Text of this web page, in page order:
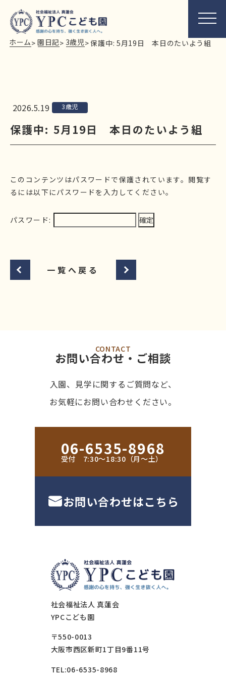
ホーム> 園日記> 3歳児> 保護中: 5月19日 本日のたいよう組
2026.5.19 3歳児
保護中: 5月19日 本日のたいよう組
このコンテンツはパスワードで保護されています。閲覧す
るには以下にパスワードを入力してください。
パスワード:
一覧へ戻る
CONTACT
お問い合わせ・ご相談
入園、見学に関するご質問など、
お気軽にお問い合わせください。
06-6535-8968
受付 7:30〜18:30（月〜土）
お問い合わせはこちら
社会福祉法人 真蓮会
YPCこども園
〒550-0013
大阪市西区新町1丁目9番11号
TEL:06-6535-8968